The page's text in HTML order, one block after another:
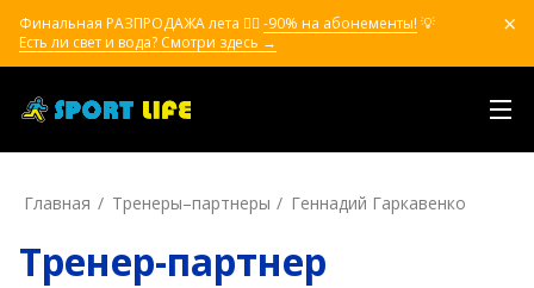
Финальная РАЗПРОДАЖА лета ❤️‍🔥 -90% на абонементы! 💡
Есть ли свет и вода? Смотри здесь →
Главная Тренеры–пapтнepы Геннадий Гаркавенко
Тренер-партнер